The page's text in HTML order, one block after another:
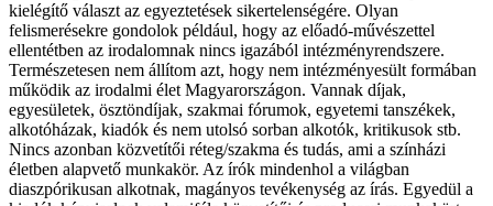
kielégítő választ az egyeztetések sikertelenségére. Olyan
felismerésekre gondolok például, hogy az előadó-művészettel
ellentétben az irodalomnak nincs igazából intézményrendszere.
Természetesen nem állítom azt, hogy nem intézményesült formában
működik az irodalmi élet Magyarországon. Vannak díjak,
egyesületek, ösztöndíjak, szakmai fórumok, egyetemi tanszékek,
alkotóházak, kiadók és nem utolsó sorban alkotók, kritikusok stb.
Nincs azonban közvetítői réteg/szakma és tudás, ami a színházi
életben alapvető munkakör. Az írók mindenhol a világban
diaszpórikusan alkotnak, magányos tevékenység az írás. Egyedül a